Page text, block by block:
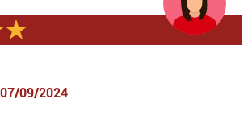
07/09/2024